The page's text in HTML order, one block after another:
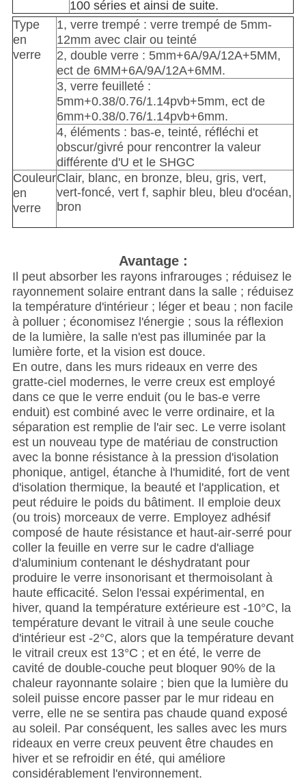
100 séries et ainsi de suite.
Type
en
verre
1, verre trempé : verre trempé de 5mm-
12mm avec clair ou teinté
2, double verre : 5mm+6A/9A/12A+5MM,
ect de 6MM+6A/9A/12A+6MM.
3, verre feuilleté :
5mm+0.38/0.76/1.14pvb+5mm, ect de
6mm+0.38/0.76/1.14pvb+6mm.
4, éléments : bas-e, teinté, réfléchi et
obscur/givré pour rencontrer la valeur
différente d'U et le SHGC
Couleur
en
verre
Clair, blanc, en bronze, bleu, gris, vert,
vert-foncé, vert f, saphir bleu, bleu d'océan,
bron
Avantage :
Il peut absorber les rayons infrarouges ; réduisez le
rayonnement solaire entrant dans la salle ; réduisez
la température d'intérieur ; léger et beau ; non facile
à polluer ; économisez l'énergie ; sous la réflexion
de la lumière, la salle n'est pas illuminée par la
lumière forte, et la vision est douce.
En outre, dans les murs rideaux en verre des
gratte-ciel modernes, le verre creux est employé
dans ce que le verre enduit (ou le bas-e verre
enduit) est combiné avec le verre ordinaire, et la
séparation est remplie de l'air sec. Le verre isolant
est un nouveau type de matériau de construction
avec la bonne résistance à la pression d'isolation
phonique, antigel, étanche à l'humidité, fort de vent
d'isolation thermique, la beauté et l'application, et
peut réduire le poids du bâtiment. Il emploie deux
(ou trois) morceaux de verre. Employez adhésif
composé de haute résistance et haut-air-serré pour
coller la feuille en verre sur le cadre d'alliage
d'aluminium contenant le déshydratant pour
produire le verre insonorisant et thermoisolant à
haute efficacité. Selon l'essai expérimental, en
hiver, quand la température extérieure est -10°C, la
température devant le vitrail à une seule couche
d'intérieur est -2°C, alors que la température devant
le vitrail creux est 13°C ; et en été, le verre de
cavité de double-couche peut bloquer 90% de la
chaleur rayonnante solaire ; bien que la lumière du
soleil puisse encore passer par le mur rideau en
verre, elle ne se sentira pas chaude quand exposé
au soleil. Par conséquent, les salles avec les murs
rideaux en verre creux peuvent être chaudes en
hiver et se refroidir en été, qui améliore
considérablement l'environnement.